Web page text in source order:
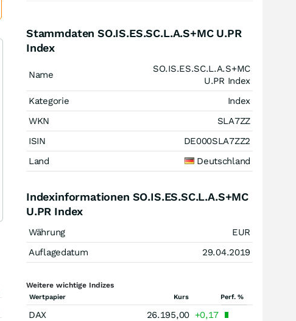
Stammdaten SO.IS.ES.SC.L.A.S+MC U.PR
Index
Name
SO.IS.ES.SC.L.A.S+MC
U.PR Index
Kategorie
Index
WKN
SLA7ZZ
ISIN
DE000SLA7ZZ2
Land
Deutschland
Indexinformationen SO.IS.ES.SC.L.A.S+MC
U.PR Index
Währung
EUR
Auflagedatum
29.04.2019
Weitere wichtige Indizes
Wertpapier Kurs Perf. %
DAX 26.195,00 +0,17